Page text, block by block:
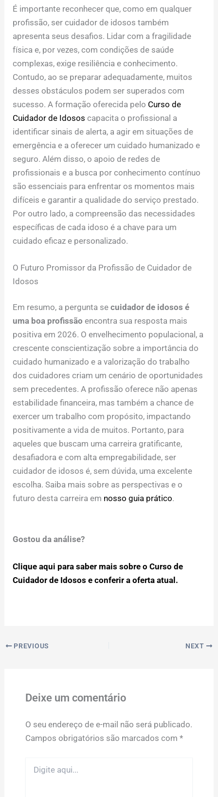
É importante reconhecer que, como em qualquer
profissão, ser cuidador de idosos também
apresenta seus desafios. Lidar com a fragilidade
física e, por vezes, com condições de saúde
complexas, exige resiliência e conhecimento.
Contudo, ao se preparar adequadamente, muitos
desses obstáculos podem ser superados com
sucesso. A formação oferecida pelo Curso de
Cuidador de Idosos capacita o profissional a
identificar sinais de alerta, a agir em situações de
emergência e a oferecer um cuidado humanizado e
seguro. Além disso, o apoio de redes de
profissionais e a busca por conhecimento contínuo
são essenciais para enfrentar os momentos mais
difíceis e garantir a qualidade do serviço prestado.
Por outro lado, a compreensão das necessidades
específicas de cada idoso é a chave para um
cuidado eficaz e personalizado.
O Futuro Promissor da Profissão de Cuidador de
Idosos
Em resumo, a pergunta secuidador de idosos é
uma boa profissão encontra sua resposta mais
positiva em 2026. O envelhecimento populacional, a
crescente conscientização sobre a importância do
cuidado humanizado e a valorização do trabalho
dos cuidadores criam um cenário de oportunidades
sem precedentes. A profissão oferece não apenas
estabilidade financeira, mas também a chance de
exercer um trabalho com propósito, impactando
positivamente a vida de muitos. Portanto, para
aqueles que buscam uma carreira gratificante,
desafiadora e com alta empregabilidade, ser
cuidador de idosos é, sem dúvida, uma excelente
escolha. Saiba mais sobre as perspectivas e o
futuro desta carreira em nosso guia prático.
Gostou da análise?
Clique aqui para saber mais sobre o Curso de
Cuidador de Idosos e conferir a oferta atual.
PREVIOUS NEXT
Deixe um comentário
O seu endereço de e-mail não será publicado.
Campos obrigatórios são marcados com *
aqui...